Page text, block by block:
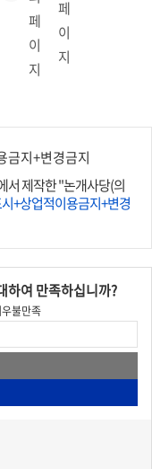
서 제작한 "논개사당(의
+상업적이용금지+변경
하여 만족하십니까?
불만족